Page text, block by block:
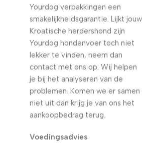
Yourdog verpakkingen een
smakelijkheidsgarantie. Lijkt jouw
Kroatische herdershond zijn
Yourdog hondenvoer toch niet
lekker te vinden, neem dan
contact met ons op. Wij helpen
je bij het analyseren van de
problemen. Komen we er samen
niet uit dan krijg je van ons het
aankoopbedrag terug.
Voedingsadvies